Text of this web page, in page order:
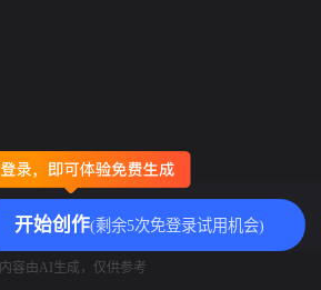
开始创作(剩余5次免登录试用机会)
内容由AI生成，仅供参考